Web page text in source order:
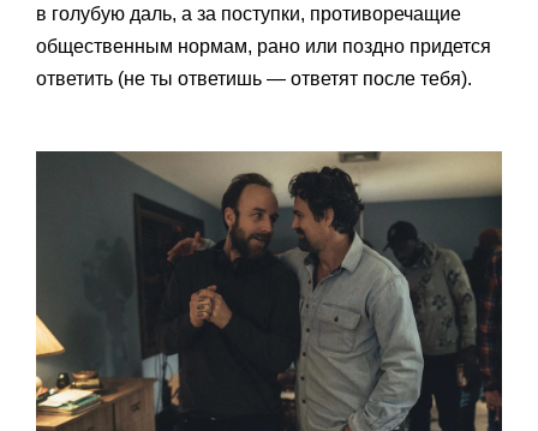
в голубую даль, а за поступки, противоречащие
общественным нормам, рано или поздно придется
ответить (не ты ответишь — ответят после тебя).